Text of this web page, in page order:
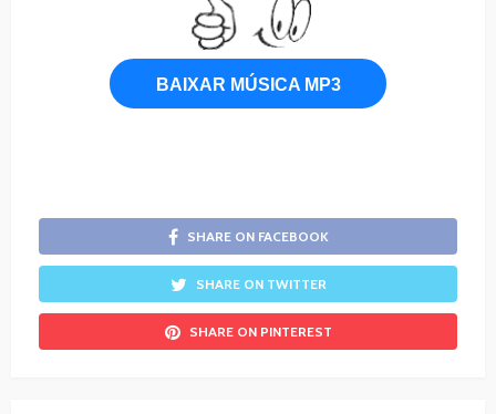
BAIXAR MÚSICA MP3
SHARE ON FACEBOOK
SHARE ON TWITTER
SHARE ON PINTEREST